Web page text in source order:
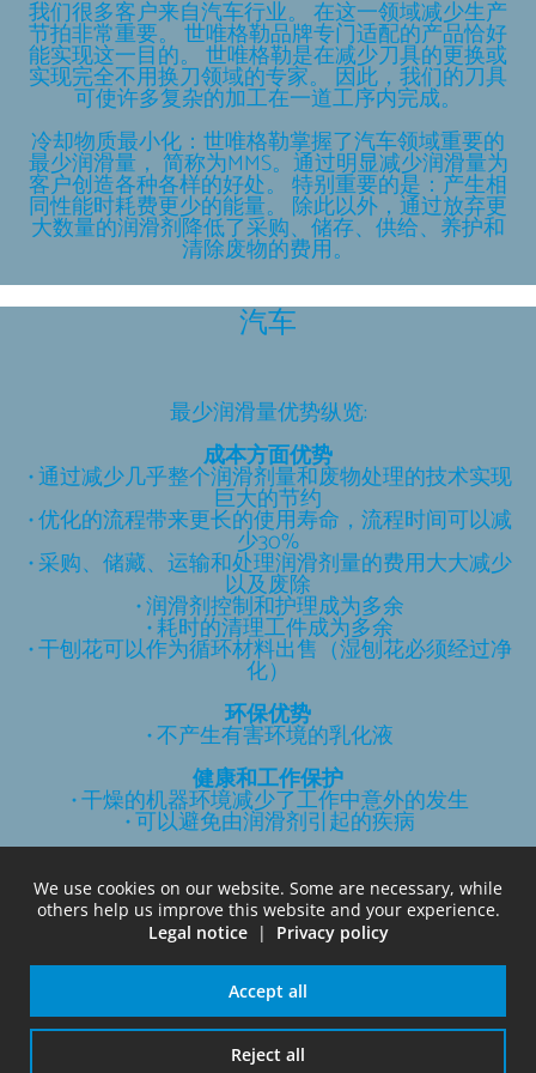
我们很多客户来自汽车行业。 在这一领域减少生产
节拍非常重要。 世唯格勒品牌专门适配的产品恰好
能实现这一目的。 世唯格勒是在减少刀具的更换或
实现完全不用换刀领域的专家。 因此，我们的刀具
可使许多复杂的加工在一道工序内完成。
冷却物质最小化：世唯格勒掌握了汽车领域重要的
最少润滑量， 简称为MMS。通过明显减少润滑量为
客户创造各种各样的好处。 特别重要的是：产生相
同性能时耗费更少的能量。 除此以外，通过放弃更
大数量的润滑剂降低了采购、储存、供给、养护和
清除废物的费用。
汽车
最少润滑量优势纵览:
成本方面优势
• 通过减少几乎整个润滑剂量和废物处理的技术实现
巨大的节约
• 优化的流程带来更长的使用寿命，流程时间可以减
少30%
• 采购、储藏、运输和处理润滑剂量的费用大大减少
以及废除
• 润滑剂控制和护理成为多余
• 耗时的清理工件成为多余
• 干刨花可以作为循环材料出售（湿刨花必须经过净
化）
环保优势
• 不产生有害环境的乳化液
健康和工作保护
• 干燥的机器环境减少了工作中意外的发生
• 可以避免由润滑剂引起的疾病
We use cookies on our website. Some are necessary, while
others help us improve this website and your experience.
Legal notice| Privacy policy
Reject all
Accept all